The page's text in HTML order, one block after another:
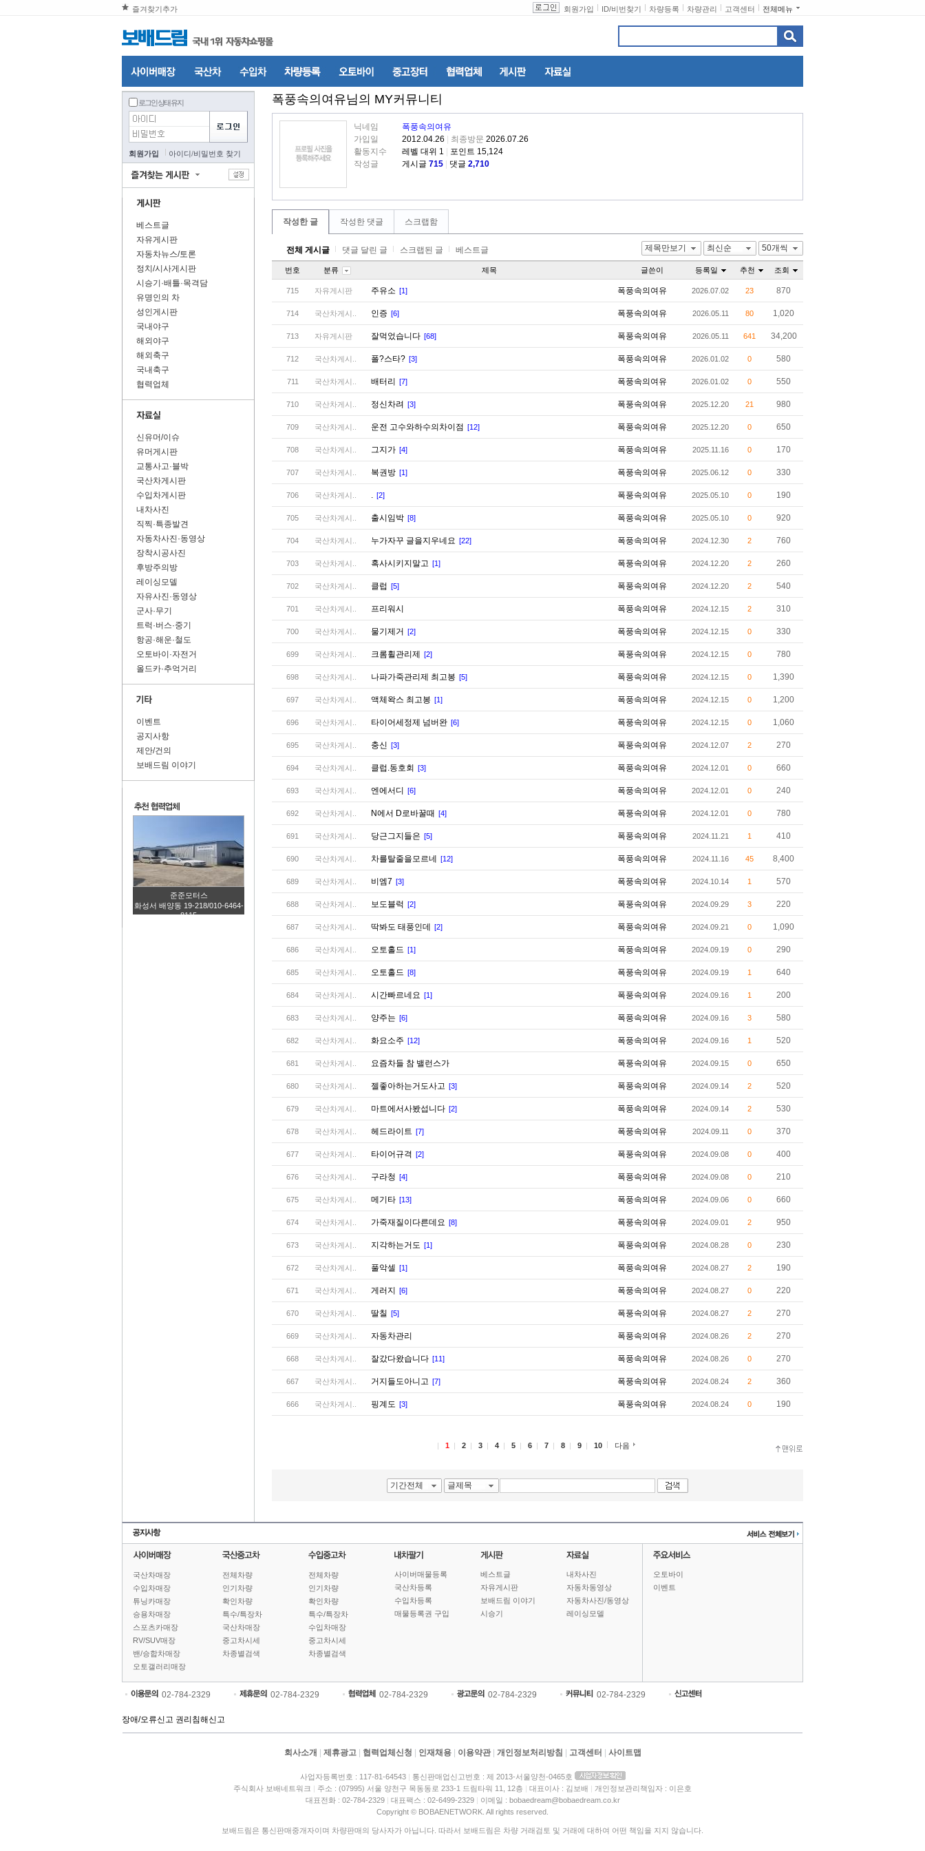
즐겨찾기추가 전체메뉴
고객센터
차량관리
차량등록
ID/비번찾기
회원가입
로그인 상태 유지
회원가입 아이디/비밀번호 찾기
베스트글
자유게시판
자동차뉴스/토론
정치/시사게시판
시승기·배틀·목격담
유명인의 차
성인게시판
국내야구
해외야구
해외축구
국내축구
협력업체
신유머/이슈
유머게시판
교통사고·블박
국산차게시판
수입차게시판
내차사진
직찍·특종발견
자동차사진·동영상
장착시공사진
후방주의방
레이싱모델
자유사진·동영상
군사·무기
트럭·버스·중기
항공·해운·철도
오토바이·자전거
올드카·추억거리
이벤트
공지사항
제안/건의
보배드림 이야기
준준모터스
화성서 배양동 19-218/010-6464-
8115
폭풍속의여유님의 MY커뮤니티
닉네임
폭풍속의여유
가입일
2012.04.26 최종방문 2026.07.26
활동지수
레벨 대위 1
포인트 15,124
작성글
게시글 715 댓글 2,710
작성한 글 작성한 댓글 스크랩함
전체 게시글 댓글 달린 글 스크랩된 글 베스트글 제목만보기 최신순 50개씩
번호 분류 제목 글쓴이 등록일 추천 조회
715 자유게시판 주유소 [1] 폭풍속의여유 2026.07.02 23 870
714 국산차게시.. 인증 [6] 폭풍속의여유 2026.05.11 80 1,020
713 자유게시판 잘먹었습니다 [68] 폭풍속의여유 2026.05.11 641 34,200
712 국산차게시.. 폴?스타? [3] 폭풍속의여유 2026.01.02 0 580
711 국산차게시.. 배터리 [7] 폭풍속의여유 2026.01.02 0 550
710 국산차게시.. 정신차려 [3] 폭풍속의여유 2025.12.20 21 980
709 국산차게시.. 운전 고수와하수의차이점 [12] 폭풍속의여유 2025.12.20 0 650
708 국산차게시.. 그지가 [4] 폭풍속의여유 2025.11.16 0 170
707 국산차게시.. 복권방 [1] 폭풍속의여유 2025.06.12 0 330
706 국산차게시.. . [2] 폭풍속의여유 2025.05.10 0 190
705 국산차게시.. 출시임박 [8] 폭풍속의여유 2025.05.10 0 920
704 국산차게시.. 누가자꾸 글을지우네요 [22] 폭풍속의여유 2024.12.30 2 760
703 국산차게시.. 혹사시키지말고 [1] 폭풍속의여유 2024.12.20 2 260
702 국산차게시.. 클럽 [5] 폭풍속의여유 2024.12.20 2 540
701 국산차게시.. 프리워시 폭풍속의여유 2024.12.15 2 310
700 국산차게시.. 물기제거 [2] 폭풍속의여유 2024.12.15 0 330
699 국산차게시.. 크롬휠관리제 [2] 폭풍속의여유 2024.12.15 0 780
698 국산차게시.. 나파가죽관리제 최고봉 [5] 폭풍속의여유 2024.12.15 0 1,390
697 국산차게시.. 액체왁스 최고봉 [1] 폭풍속의여유 2024.12.15 0 1,200
696 국산차게시.. 타이어세정제 넘버완 [6] 폭풍속의여유 2024.12.15 0 1,060
695 국산차게시.. 충신 [3] 폭풍속의여유 2024.12.07 2 270
694 국산차게시.. 클럽.동호회 [3] 폭풍속의여유 2024.12.01 0 660
693 국산차게시.. 엔에서디 [6] 폭풍속의여유 2024.12.01 0 240
692 국산차게시.. N에서 D로바꿀때 [4] 폭풍속의여유 2024.12.01 0 780
691 국산차게시.. 당근그지들은 [5] 폭풍속의여유 2024.11.21 1 410
690 국산차게시.. 차를탈줄을모르네 [12] 폭풍속의여유 2024.11.16 45 8,400
689 국산차게시.. 비엠7 [3] 폭풍속의여유 2024.10.14 1 570
688 국산차게시.. 보도블럭 [2] 폭풍속의여유 2024.09.29 3 220
687 국산차게시.. 딱봐도 태풍인데 [2] 폭풍속의여유 2024.09.21 0 1,090
686 국산차게시.. 오토홀드 [1] 폭풍속의여유 2024.09.19 0 290
685 국산차게시.. 오토홀드 [8] 폭풍속의여유 2024.09.19 1 640
684 국산차게시.. 시간빠르네요 [1] 폭풍속의여유 2024.09.16 1 200
683 국산차게시.. 양주는 [6] 폭풍속의여유 2024.09.16 3 580
682 국산차게시.. 화요소주 [12] 폭풍속의여유 2024.09.16 1 520
681 국산차게시.. 요즘차들 참 밸런스가 폭풍속의여유 2024.09.15 0 650
680 국산차게시.. 젤좋아하는거도사고 [3] 폭풍속의여유 2024.09.14 2 520
679 국산차게시.. 마트에서사봤섭니다 [2] 폭풍속의여유 2024.09.14 2 530
678 국산차게시.. 헤드라이트 [7] 폭풍속의여유 2024.09.11 0 370
677 국산차게시.. 타이어규격 [2] 폭풍속의여유 2024.09.08 0 400
676 국산차게시.. 구라청 [4] 폭풍속의여유 2024.09.08 0 210
675 국산차게시.. 메기타 [13] 폭풍속의여유 2024.09.06 0 660
674 국산차게시.. 가죽재질이다른데요 [8] 폭풍속의여유 2024.09.01 2 950
673 국산차게시.. 지각하는거도 [1] 폭풍속의여유 2024.08.28 0 230
672 국산차게시.. 풀악셀 [1] 폭풍속의여유 2024.08.27 2 190
671 국산차게시.. 게러지 [6] 폭풍속의여유 2024.08.27 0 220
670 국산차게시.. 딸칠 [5] 폭풍속의여유 2024.08.27 2 270
669 국산차게시.. 자동차관리 폭풍속의여유 2024.08.26 2 270
668 국산차게시.. 잘갔다왔습니다 [11] 폭풍속의여유 2024.08.26 0 270
667 국산차게시.. 거지들도아니고 [7] 폭풍속의여유 2024.08.24 2 360
666 국산차게시.. 핑계도 [3] 폭풍속의여유 2024.08.24 0 190
1 2 3 4 5 6 7 8 9 10 다음
기간전체 글제목
국산차매장
수입차매장
튜닝카매장
승용차매장
스포츠카매장
RV/SUV매장
밴/승합차매장
오토갤러리매장
전체차량
인기차량
확인차량
특수/특장차
국산차매장
중고차시세
차종별검색
전체차량
인기차량
확인차량
특수/특장차
수입차매장
중고차시세
차종별검색
사이버매물등록
국산차등록
수입차등록
매물등록권 구입
베스트글
자유게시판
보배드림 이야기
시승기
내차사진
자동차동영상
자동차사진/동영상
레이싱모델
오토바이
이벤트
02-784-2329 02-784-2329 02-784-2329 02-784-2329 02-784-2329
장애/오류신고 권리침해신고
회사소개 제휴광고 협력업체신청 인재채용 이용약관 개인정보처리방침 고객센터 사이트맵
사업자등록번호 : 117-81-64543 | 통신판매업신고번호 : 제 2013-서울양천-0465호
주식회사 보배네트워크 | 주소 : (07995) 서울 양천구 목동동로 233-1 드림타워 11, 12층 | 대표이사 : 김보배 | 개인정보관리책임자 : 이은호
대표전화 : 02-784-2329 | 대표팩스 : 02-6499-2329 | 이메일 : bobaedream@bobaedream.co.kr
Copyright © BOBAENETWORK. All rights reserved.
보배드림은 통신판매중개자이며 차량판매의 당사자가 아닙니다. 따라서 보배드림은 차량 거래검토 및 거래에 대하여 어떤 책임을 지지 않습니다.